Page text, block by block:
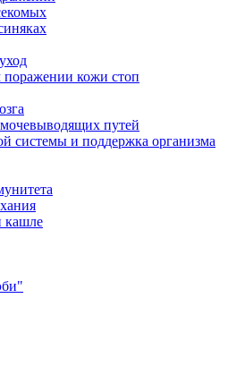
кожи стоп
путей
системы и поддержка организма
кашле